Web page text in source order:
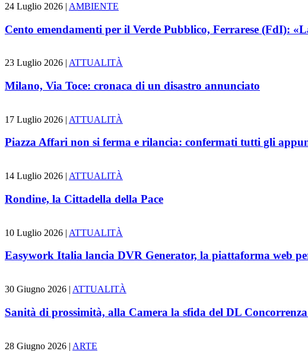
24 Luglio 2026 | AMBIENTE
Cento emendamenti per il Verde Pubblico, Ferrarese (FdI):
23 Luglio 2026 | ATTUALITÀ
Milano, Via Toce: cronaca di un disastro annunciato
17 Luglio 2026 | ATTUALITÀ
Piazza Affari non si ferma e rilancia: confermati tutti gli
14 Luglio 2026 | ATTUALITÀ
Rondine, la Cittadella della Pace
10 Luglio 2026 | ATTUALITÀ
Easywork Italia lancia DVR Generator, la piattaforma web
30 Giugno 2026 | ATTUALITÀ
Sanità di prossimità, alla Camera la sfida del DL
28 Giugno 2026 | ARTE